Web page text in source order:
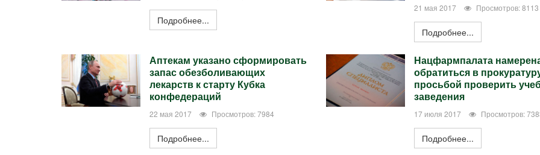
Подробнее...
21 мая 2017 Просмотров: 8113
Подробнее...
Аптекам указано сформировать
запас обезболивающих
лекарств к старту Кубка
конфедераций
22 мая 2017 Просмотров: 7984
Подробнее...
Нацфармпалата
обратиться в
просьбой проверить
заведения
17 июля 2017 Просмотров:
Подробнее...